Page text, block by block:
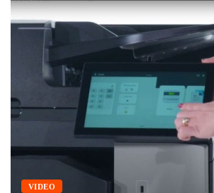
VIDEO